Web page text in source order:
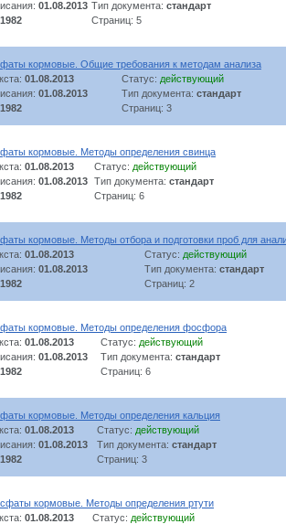
01.08.2013 Тип документа: стандарт
Страниц: 5
кормовые. Общие требования к методам анализа
01.08.2013 Статус: действующий
01.08.2013 Тип документа: стандарт
Страниц: 3
кормовые. Методы определения свинца
01.08.2013 Статус: действующий
01.08.2013 Тип документа: стандарт
Страниц: 6
кормовые. Методы отбора и подготовки проб для
01.08.2013 Статус: действующий
01.08.2013 Тип документа: стандарт
Страниц: 2
кормовые. Методы определения фосфора
01.08.2013 Статус: действующий
01.08.2013 Тип документа: стандарт
Страниц: 6
кормовые. Методы определения кальция
01.08.2013 Статус: действующий
01.08.2013 Тип документа: стандарт
Страниц: 3
кормовые. Методы определения ртути
01.08.2013 Статус: действующий